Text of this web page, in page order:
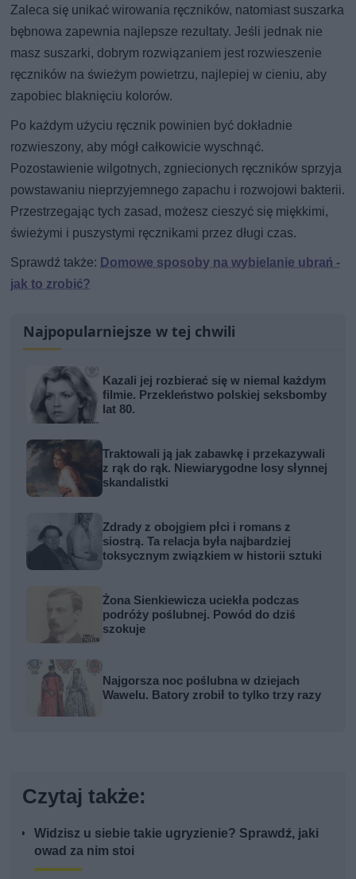
Zaleca się unikać wirowania ręczników, natomiast suszarka
bębnowa zapewnia najlepsze rezultaty. Jeśli jednak nie
masz suszarki, dobrym rozwiązaniem jest rozwieszenie
ręczników na świeżym powietrzu, najlepiej w cieniu, aby
zapobiec blaknięciu kolorów.
Po każdym użyciu ręcznik powinien być dokładnie
rozwieszony, aby mógł całkowicie wyschnąć.
Pozostawienie wilgotnych, zgniecionych ręczników sprzyja
powstawaniu nieprzyjemnego zapachu i rozwojowi bakterii.
Przestrzegając tych zasad, możesz cieszyć się miękkimi,
świeżymi i puszystymi ręcznikami przez długi czas.
Sprawdź także: Domowe sposoby na wybielanie ubrań -
jak to zrobić?
Najpopularniejsze w tej chwili
Kazali jej rozbierać się w niemal każdym
filmie. Przekleństwo polskiej seksbomby
lat 80.
Traktowali ją jak zabawkę i przekazywali
z rąk do rąk. Niewiarygodne losy słynnej
skandalistki
Zdrady z obojgiem płci i romans z
siostrą. Ta relacja była najbardziej
toksycznym związkiem w historii sztuki
Żona Sienkiewicza uciekła podczas
podróży poślubnej. Powód do dziś
szokuje
Najgorsza noc poślubna w dziejach
Wawelu. Batory zrobił to tylko trzy razy
Czytaj także:
Widzisz u siebie takie ugryzienie? Sprawdź, jaki
owad za nim stoi